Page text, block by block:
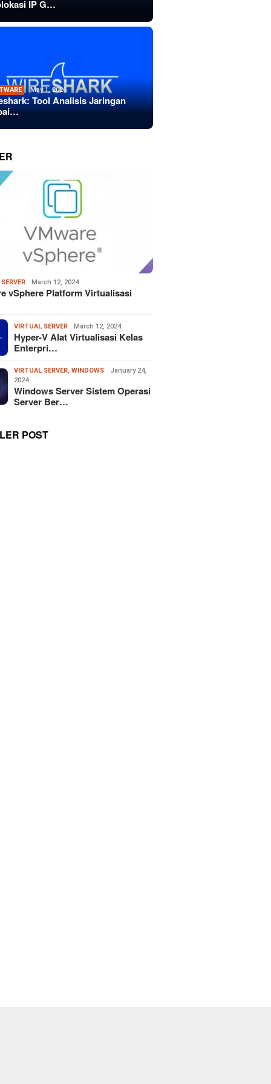
IP G…
May 1, 2026
Tool Analisis Jaringan
March 12, 2024
vSphere Platform Virtualisasi
VIRTUAL SERVER March 12, 2024
Hyper-V Alat Virtualisasi Kelas
Enterpri…
VIRTUAL SERVER,WINDOWS
January 24,
2024
Windows Server Sistem Operasi
Server Ber…
POST